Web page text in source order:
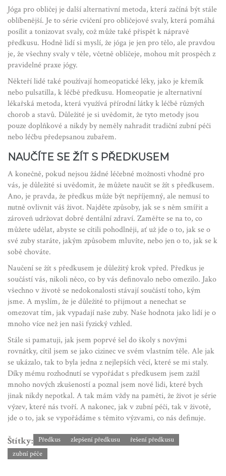
Jóga pro obličej je další alternativní metoda, která začíná být stále
oblíbenější. Je to série cvičení pro obličejové svaly, která pomáhá
posílit a tonizovat svaly, což může také přispět k nápravě
předkusu. Hodně lidí si myslí, že jóga je jen pro tělo, ale pravdou
je, že všechny svaly v těle, včetně obličeje, mohou mít prospěch z
pravidelné praxe jógy.
Někteří lidé také používají homeopatické léky, jako je křemík
nebo pulsatilla, k léčbě předkusu. Homeopatie je alternativní
lékařská metoda, která využívá přírodní látky k léčbě různých
chorob a stavů. Důležité je si uvědomit, že tyto metody jsou
pouze doplňkové a nikdy by neměly nahradit tradiční zubní péči
nebo léčbu předepsanou zubařem.
NAUČÍTE SE ŽÍT S PŘEDKUSEM
A konečně, pokud nejsou žádné léčebné možnosti vhodné pro
vás, je důležité si uvědomit, že můžete naučit se žít s předkusem.
Ano, je pravda, že předkus může být nepříjemný, ale nemusí to
nutně ovlivnit váš život. Najděte způsoby, jak se s něm smířit a
zároveň udržovat dobré dentální zdraví. Zaměřte se na to, co
můžete udělat, abyste se cítili pohodlněji, ať už jde o to, jak se o
své zuby staráte, jakým způsobem mluvíte, nebo jen o to, jak se k
sobě chováte.
Naučení se žít s předkusem je důležitý krok vpřed. Předkus je
součástí vás, nikoli něco, co by vás definovalo nebo omezilo. Jako
všechno v životě se nedokonalosti stávají součástí toho, kým
jsme. A myslím, že je důležité to přijmout a nenechat se
omezovat tím, jak vypadají naše zuby. Naše hodnota jako lidí je o
mnoho více než jen naši fyzický vzhled.
Stále si pamatuji, jak jsem poprvé šel do školy s novými
rovnátky, cítil jsem se jako cizinec ve svém vlastním těle. Ale jak
se ukázalo, tak to byla jedna z nejlepších věcí, které se mi staly.
Díky mému rozhodnutí se vypořádat s předkusem jsem zažil
mnoho nových zkušeností a poznal jsem nové lidi, které bych
jinak nikdy nepotkal. A tak mám vždy na paměti, že život je série
výzev, které nás tvoří. A nakonec, jak v zubní péči, tak v životě,
jde o to, jak se vypořádáme s těmito výzvami, co nás definuje.
Štítky: Předkus zlepšení předkusu
řešení předkusu
zubní péče